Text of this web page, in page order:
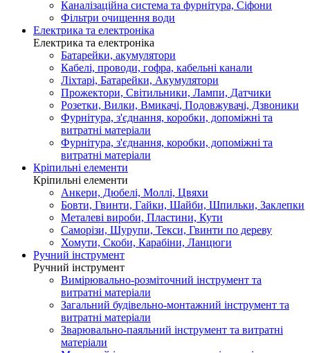
Каналізаційна система та фурнітура, Сіфони
Фільтри очищення води
Електрика та електроніка
Електрика та електроніка
Батарейки, акумулятори
Кабелі, проводи, гофра, кабельні канали
Ліхтарі, Батарейки, Акумулятори
Прожектори, Світильники, Лампи, Датчики
Розетки, Вилки, Вмикачі, Подовжувачі, Дзвоники
Фурнітура, з'єднання, коробки, допоміжні та
витратні матеріали
Фурнітура, з'єднання, коробки, допоміжні та
витратні матеріали
Кріпильні елементи
Кріпильні елементи
Анкери, Дюбелі, Моллі, Цвяхи
Бовти, Гвинти, Гайки, Шайби, Шпильки, Заклепки
Металеві вироби, Пластини, Кути
Саморізи, Шурупи, Текси, Гвинти по дереву
Хомути, Скоби, Карабіни, Ланцюги
Ручний інструмент
Ручний інструмент
Вимірювально-розміточний інструмент та
витратні матеріали
Загальний будівельно-монтажний інструмент та
витратні матеріали
Зварювально-паяльний інструмент та витратні
матеріали